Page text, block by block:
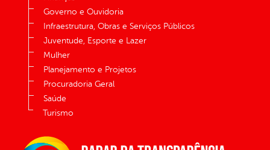
Governo e Ouvidoria
Infraestrutura, Obras e Serviços Públicos
Juventude, Esporte e Lazer
Mulher
Planejamento e Projetos
Procuradoria Geral
Saúde
Turismo